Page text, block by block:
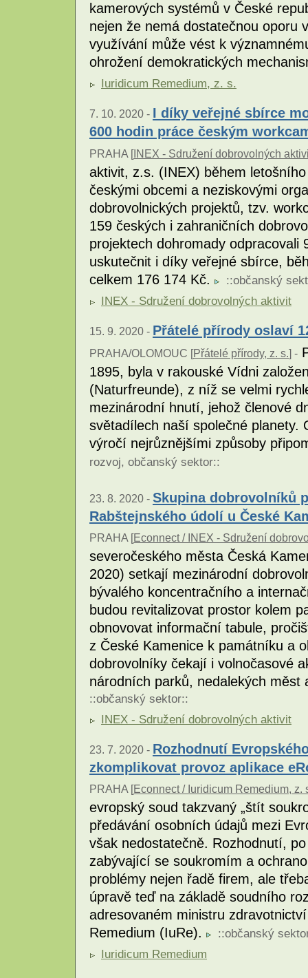
kamerových systémů v České
nejen že nemá dostatečnou oporu
využívání může vést k
ohrožení demokratických
Iuridicum Remedium, z. s.
7. 10. 2020 - I díky veřejné sbírce
600 hodin práce českým
PRAHA [INEX - Sdružení dobrovolných
aktivit, z.s. (INEX) během
českými obcemi a neziskovými
dobrovolnických projektů, tzv.
159 českých i zahraničních
projektech dohromady odpracovali
uskutečnit i díky veřejné sbírce,
celkem 176 174 Kč.
::občanský
INEX - Sdružení dobrovolných aktivit
15. 9. 2020 - Přátelé přírody oslaví
PRAHA/OLOMOUC [Přátelé přírody, z. s.] -
1895, byla v rakouské Vídni
(Naturfreunde), z níž se velmi
mezinárodní hnutí, jehož členové
světadílech naší společné
výročí nejrůznějšími způsoby
rozvoj, občanský sektor::
23. 8. 2020 - Skupina dobrovolníků
Rabštejnského údolí u České
PRAHA [Econnect / INEX - Sdružení
severočeského města Česká
2020) setkají mezinárodní
bývalého koncentračního a
budou revitalizovat prostor kolem
obnovovat informační tabule,
z České Kamenice k památníku a
dobrovolníky čekají i volnočasové
národních parků, nedalekých
::občanský sektor::
INEX - Sdružení dobrovolných aktivit
23. 7. 2020 - Rozhodnutí
zkomplikovat provoz aplikace
PRAHA [Econnect / Iuridicum Remedium, z.
evropský soud takzvaný „štít
předávání osobních údajů mezi
však nedostatečně. Rozhodnutí,
zabývající se soukromím a
problémy nejen řadě firem, ale
úpravě teď na základě soudního
adresovaném ministru
Remedium (IuRe).
::občanský
Iuridicum Remedium